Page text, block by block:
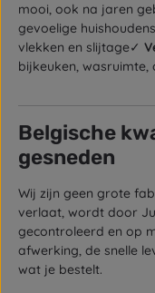
mooi, ook na jaren
gevoelige
vlekken en slijtage✓
bijkeuken,
Belgische
gesneden
Wij zijn geen grote
verlaat, wordt door
gecontroleerd en op
afwerking, de snelle
wat je bestelt.